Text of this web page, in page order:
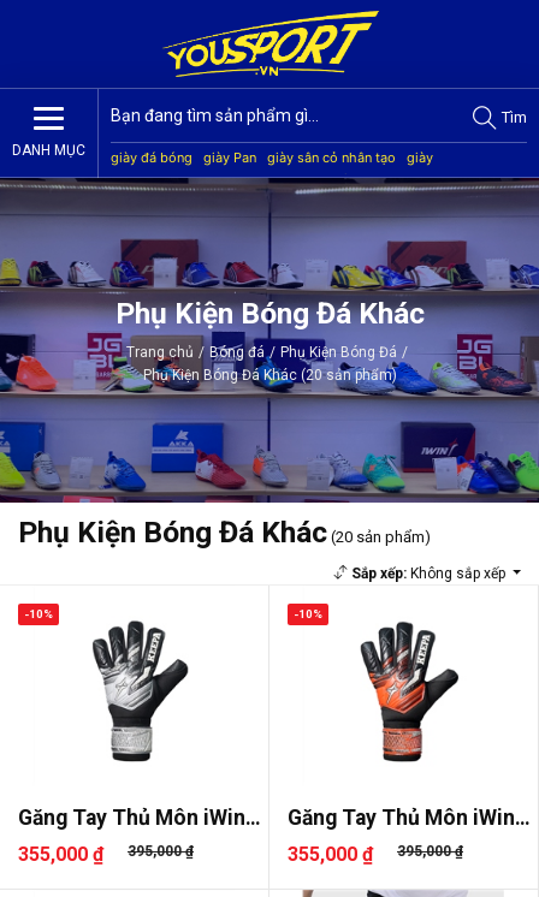
DANH MỤC
Tìm
giày đá bóng giày Pan giày sân cỏ nhân tạo
giày
Jogarbola
giày Mitre giày Akka quần áo bóng đá
giày
Phụ Kiện Bóng Đá Khác
Trang chủ / Bóng đá / Phụ Kiện Bóng Đá /
Phụ Kiện Bóng Đá Khác (20 sản phẩm)
Phụ Kiện Bóng Đá Khác (20 sản phẩm)
Sắp xếp:Không sắp xếp
Găng Tay Thủ Môn iWin
Keepa ..
355,000 ₫ 395,000 ₫
-10%
Găng Tay Thủ Môn iWin
Keepa ..
355,000 ₫ 395,000 ₫
-10%